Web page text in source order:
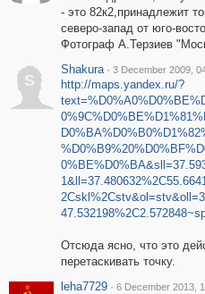
- это 82к2,принадлежит
северо-запад от юго-
Фотограф А.Терзиев
S
Shakura · 3 December 2009,
http://maps.yandex.ru/?
Отсюда ясно, что это
перетаскивать точку.
leha7729 · 6 December 2013,